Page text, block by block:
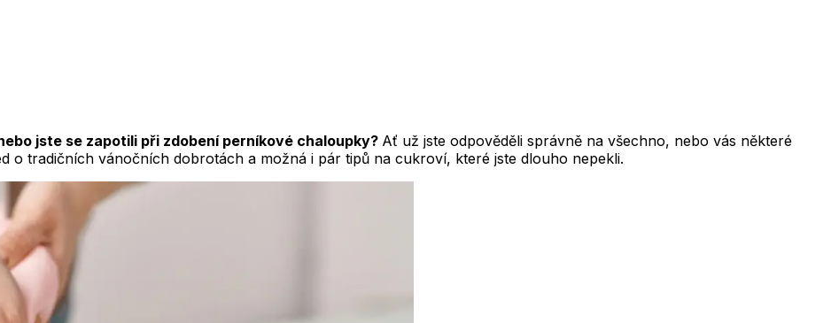
jste se zapotili při zdobení perníkové chaloupky? Ať už jste odpověděli správně na všechno, nebo vás některé
o tradičních vánočních dobrotách a možná i pár tipů na cukroví, které jste dlouho nepekli.